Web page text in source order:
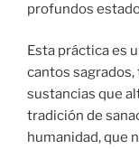
profundos
Esta práctica es
cantos
sustancias que
tradición de
humanidad, que